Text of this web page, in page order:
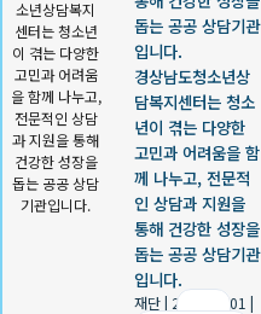
경상남도청소년상
담복지센터는 청소
년이 겪는 다양한
고민과 어려움을 함
께 나누고, 전문적
인 상담과 지원을
통해 건강한 성장을
돕는 공공 상담기관
입니다.
재단| 2026.02.01 |